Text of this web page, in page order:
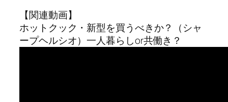
【関連動画】
ホットクック・新型を買うべきか？（シャ
ープヘルシオ）一人暮らしor共働き？